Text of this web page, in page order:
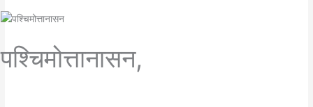
पश्चिमोत्तानासन,